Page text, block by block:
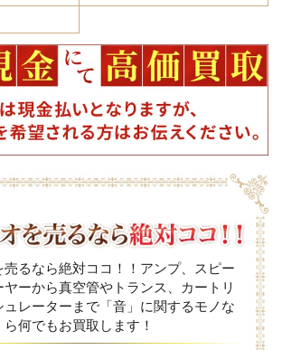
売るなら絶対ココ！！アンプ、スピー
ヤーから真空管やトランス、カートリ
ュレーターまで「音」に関するモノな
ら何でもお買取します！